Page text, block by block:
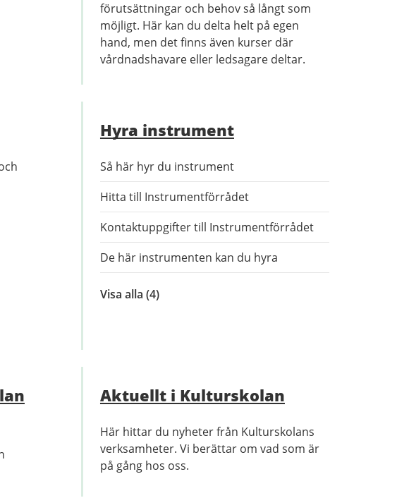
förutsättningar och behov så långt som
möjligt. Här kan du delta helt på egen
hand, men det finns även kurser där
vårdnadshavare eller ledsagare deltar.
Hyra instrument
Så här hyr du instrument
Hitta till Instrumentförrådet
Kontaktuppgifter till Instrumentförrådet
De här instrumenten kan du hyra
Visa alla inom
(4)
Aktuellt i Kulturskolan
Här hittar du nyheter från Kulturskolans
verksamheter. Vi berättar om vad som är
på gång hos oss.